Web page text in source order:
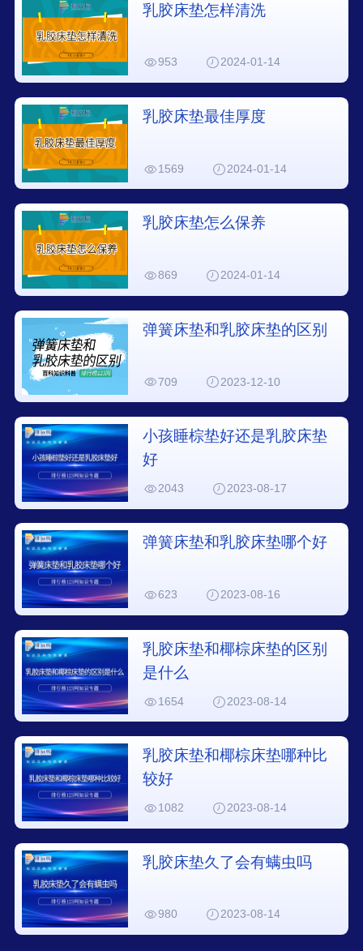
乳胶床垫怎样清洗
953 2024-01-14
乳胶床垫最佳厚度
1569 2024-01-14
乳胶床垫怎么保养
869 2024-01-14
弹簧床垫和乳胶床垫的区别
709 2023-12-10
小孩睡棕垫好还是乳胶床垫
好
2043 2023-08-17
弹簧床垫和乳胶床垫哪个好
623 2023-08-16
乳胶床垫和椰棕床垫的区别
是什么
1654 2023-08-14
乳胶床垫和椰棕床垫哪种比
较好
1082 2023-08-14
乳胶床垫久了会有螨虫吗
980 2023-08-14